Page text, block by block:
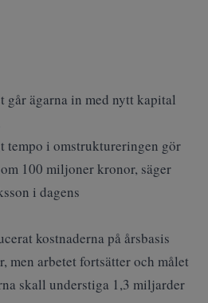
går ägarna in med nytt kapital
tempo i omstruktureringen gör
100 miljoner kronor, säger
i dagens
kostnaderna på årsbasis
men arbetet fortsätter och målet
skall understiga 1,3 miljarder